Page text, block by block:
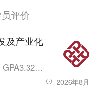
评价
及产业化
上海大学，生物制药，其他，GPA3.32，雅思6.5
2026年8月